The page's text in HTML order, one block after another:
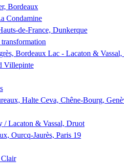
Bordeaux
Condamine
de-France, Dunkerque
Bordeaux Lac - Lacaton &
Villepinte
Halte Ceva, Chêne-Bourg,
/ Lacaton & Vassal, Druot
Ourcq-Jaurès, Paris 19